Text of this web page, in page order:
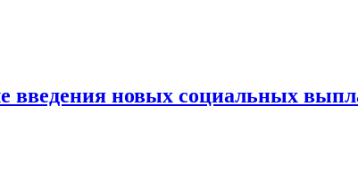
введения новых социальных